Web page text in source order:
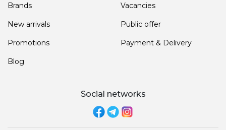
Brands
New arrivals
Promotions
Blog
Vacancies
Public offer
Payment & Delivery
Social networks